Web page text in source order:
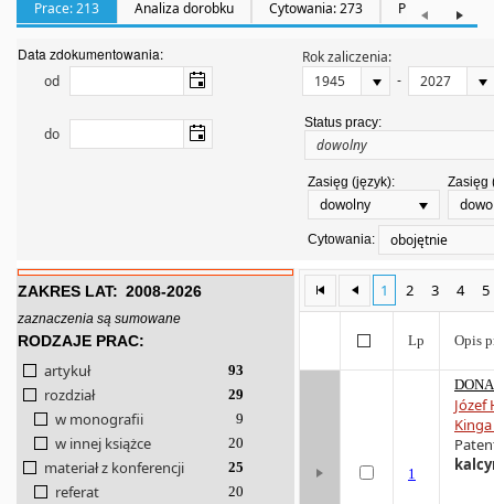
Prace: 213 Analiza dorobku Cytowania: 273 Promotorstwa:
Data zdokumentowania:
od
Rok zaliczenia:
-
do
Status pracy:
Zasięg (język):
dowolny
Zasięg
Cytowania: obojętnie
ZAKRES LAT: 2008-2026
zaznaczenia są sumowane
RODZAJE PRAC:
artykuł 93
rozdział 29
w monografii 9
w innej książce 20
materiał z konferencji 25
referat 20
1 2 3 4 5
Lp Opis
1